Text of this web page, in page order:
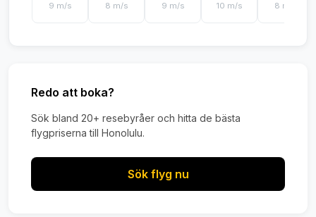
9 m/s 8 m/s 9 m/s 10 m/s 8 m/s
Redo att boka?
Sök bland 20+ resebyråer och hitta de bästa
flygpriserna till Honolulu.
Sök flyg nu